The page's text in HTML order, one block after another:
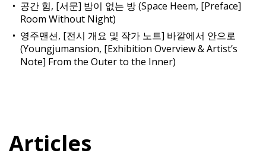
공간 힘, [서문] 밤이 없는 방 (Space Heem, [Preface]
Room Without Night)
영주맨션, [전시 개요 및 작가 노트] 바깥에서 안으로
(Youngjumansion, [Exhibition Overview & Artist’s
Note] From the Outer to the Inner)
Articles